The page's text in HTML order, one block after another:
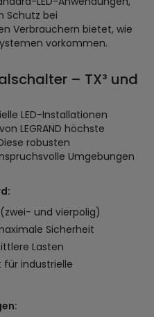
Schutz bei
Verbrauchern bietet, wie
vorkommen.
– TX³ und
LED-Installationen
LEGRAND höchste
robusten
Umgebungen
und vierpolig)
Sicherheit
Lasten
für industrielle